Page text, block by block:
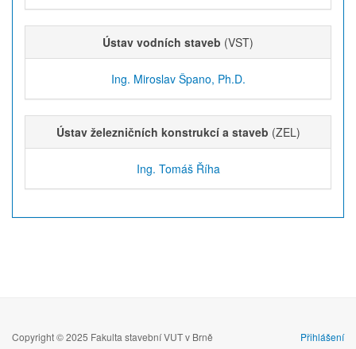
Ústav vodních staveb (VST)
Ing. Miroslav Špano, Ph.D.
Ústav železničních konstrukcí a staveb (ZEL)
Ing. Tomáš Říha
Copyright © 2025 Fakulta stavební VUT v Brně Přihlášení